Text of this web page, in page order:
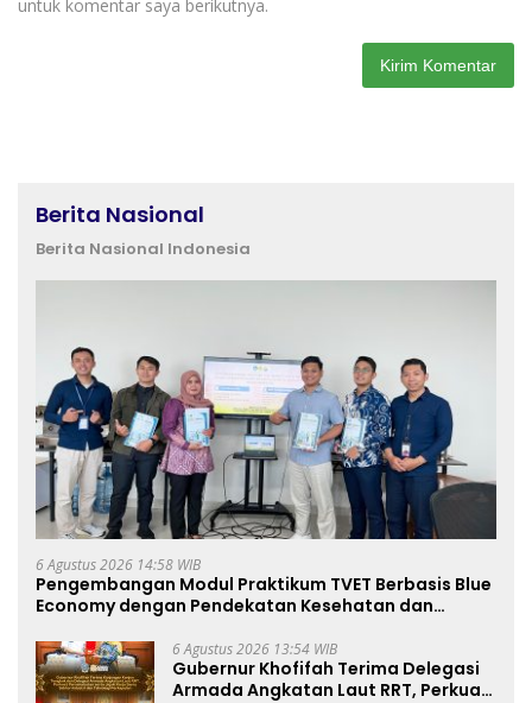
untuk komentar saya berikutnya.
Berita Nasional
Berita Nasional Indonesia
6 Agustus 2026 14:58 WIB
Pengembangan Modul Praktikum TVET Berbasis Blue
Economy dengan Pendekatan Kesehatan dan
Pencapaian SDGs6 Agustus 2026 13:54 WIB
Gubernur Khofifah Terima Delegasi
Armada Angkatan Laut RRT, Perkuat